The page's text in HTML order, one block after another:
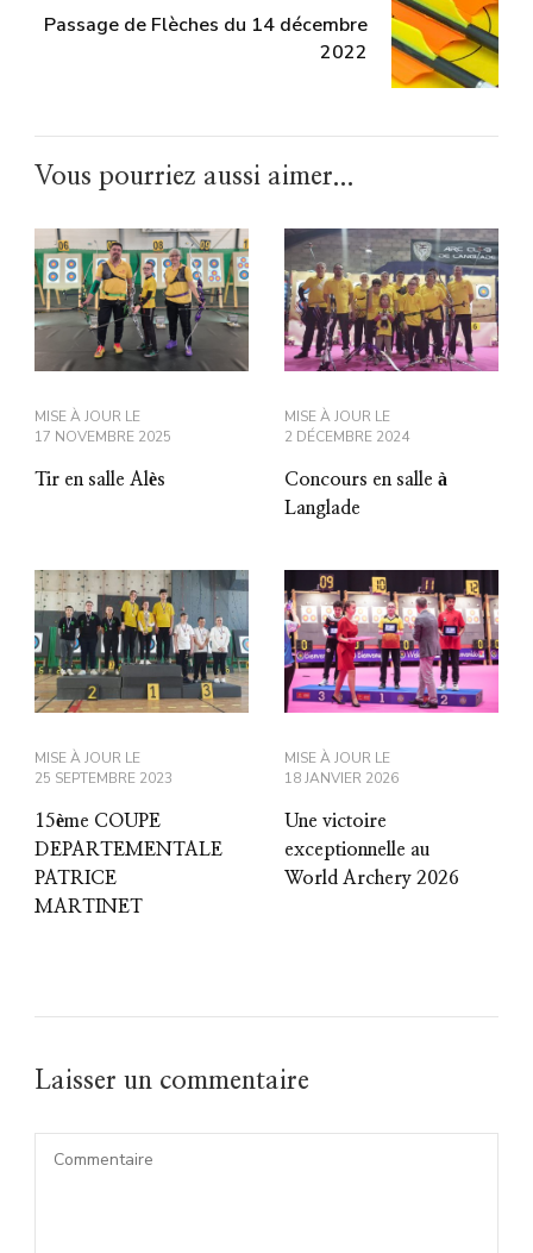
Passage de Flèches du 14 décembre
2022
Vous pourriez aussi aimer...
MISE À JOUR LE
17 NOVEMBRE 2025
Tir en salle Alès
MISE À JOUR LE
2 DÉCEMBRE 2024
Concours en salle à
Langlade
MISE À JOUR LE
25 SEPTEMBRE 2023
15ème COUPE
DEPARTEMENTALE
PATRICE
MARTINET
MISE À JOUR LE
18 JANVIER 2026
Une victoire
exceptionnelle au
World Archery 2026
Laisser un commentaire